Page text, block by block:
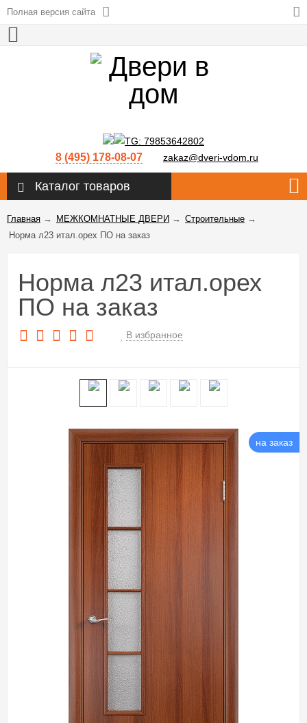
Полная версия сайта
8 (495) 178-08-07 zakaz@dveri-vdom.ru
Каталог товаров
Главная → МЕЖКОМНАТНЫЕ ДВЕРИ → Строительные →
Норма л23 итал.орех ПО на заказ
Норма л23 итал.орех
ПО на заказ
В избранное
на заказ